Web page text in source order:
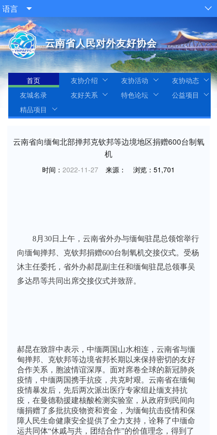
语言  
云南省人民对外友好协会
首页 友协介绍 友协活动
友协动态
友城名录
友好关系 特色论坛
公益项目
精品项目
云南省向缅甸北部掸邦克钦邦等边境地区捐赠600台制氧
机
时间： 2022-11-27 来源： 浏览： 51,701
8月30日上午，云南省外办与缅甸驻昆总领馆举行
向缅甸掸邦、克钦邦捐赠600台制氧机交接仪式。受杨
沐主任委托，省外办郝昆副主任和缅甸驻昆总领事吴
多达昂等共同出席交接仪式并致辞。
郝昆在致辞中表示，中缅两国山水相连，云南省与缅
甸掸邦、克钦邦等边境省邦长期以来保持密切的友好
合作关系，胞波情谊深厚。面对席卷全球的新冠肺炎
疫情，中缅两国携手抗疫，共克时艰。云南省在缅甸
疫情暴发后，先后两次派出医疗专家组赴缅支持抗
疫，在曼德勒援建核酸检测实验室，从政府到民间向
缅捐赠了多批抗疫物资和资金，为缅甸抗击疫情和保
障人民生命健康安全提供了全力支持，诠释了中缅命
运共同体“休戚与共，团结合作”的价值理念，得到了